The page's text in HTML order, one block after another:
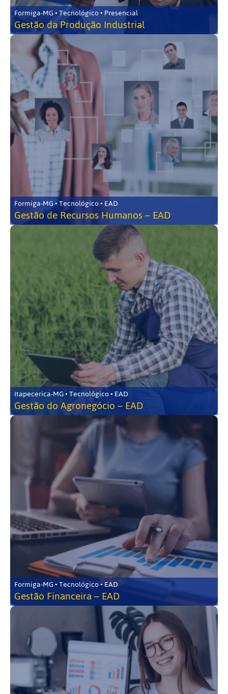
Formiga-MG • Tecnológico • Presencial
Gestão da Produção Industrial
Formiga-MG • Tecnológico • EAD
Gestão de Recursos Humanos – EAD
Itapecerica-MG • Tecnológico • EAD
Gestão do Agronegócio – EAD
Formiga-MG • Tecnológico • EAD
Gestão Financeira – EAD